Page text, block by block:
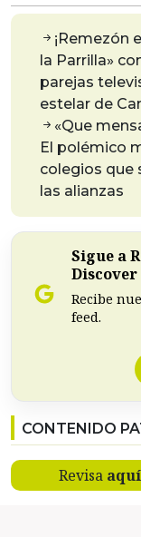
¡Remezón
la Parrilla»
parejas
estelar de
«Que
El polémico
colegios que
las alianzas
Sigue a
Discover
Recibe
feed.
CONTENIDO
Revisa